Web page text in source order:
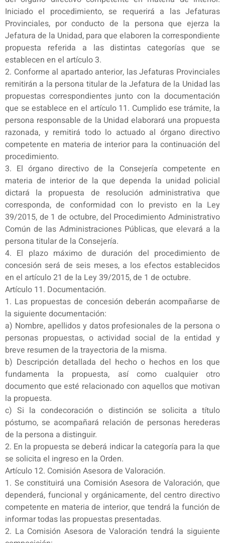
Iniciado el procedimiento, se requerirá a las Jefaturas
Provinciales, por conducto de la persona que ejerza la
Jefatura de la Unidad, para que elaboren la correspondiente
propuesta referida a las distintas categorías que se
establecen en el artículo 3.
2. Conforme al apartado anterior, las Jefaturas Provinciales
remitirán a la persona titular de la Jefatura de la Unidad las
propuestas correspondientes junto con la documentación
que se establece en el artículo 11. Cumplido ese trámite, la
persona responsable de la Unidad elaborará una propuesta
razonada, y remitirá todo lo actuado al órgano directivo
competente en materia de interior para la continuación del
procedimiento.
3. El órgano directivo de la Consejería competente en
materia de interior de la que dependa la unidad policial
dictará la propuesta de resolución administrativa que
corresponda, de conformidad con lo previsto en la Ley
39/2015, de 1 de octubre, del Procedimiento Administrativo
Común de las Administraciones Públicas, que elevará a la
persona titular de la Consejería.
4. El plazo máximo de duración del procedimiento de
concesión será de seis meses, a los efectos establecidos
en el artículo 21 de la Ley 39/2015, de 1 de octubre.
Artículo 11. Documentación.
1. Las propuestas de concesión deberán acompañarse de
la siguiente documentación:
a) Nombre, apellidos y datos profesionales de la persona o
personas propuestas, o actividad social de la entidad y
breve resumen de la trayectoria de la misma.
b) Descripción detallada del hecho o hechos en los que
fundamenta la propuesta, así como cualquier otro
documento que esté relacionado con aquellos que motivan
la propuesta.
c) Si la condecoración o distinción se solicita a título
póstumo, se acompañará relación de personas herederas
de la persona a distinguir.
2. En la propuesta se deberá indicar la categoría para la que
se solicita el ingreso en la Orden.
Artículo 12. Comisión Asesora de Valoración.
1. Se constituirá una Comisión Asesora de Valoración, que
dependerá, funcional y orgánicamente, del centro directivo
competente en materia de interior, que tendrá la función de
informar todas las propuestas presentadas.
2. La Comisión Asesora de Valoración tendrá la siguiente